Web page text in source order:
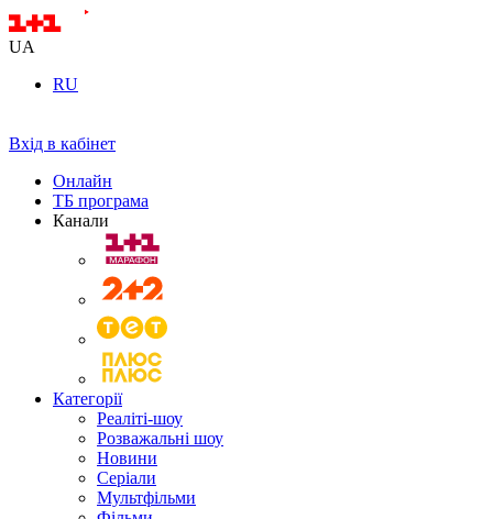
UA
RU
Вхід в кабінет
Онлайн
ТБ програма
Канали
Категорії
Реаліті-шоу
Розважальні шоу
Новини
Серіали
Мультфільми